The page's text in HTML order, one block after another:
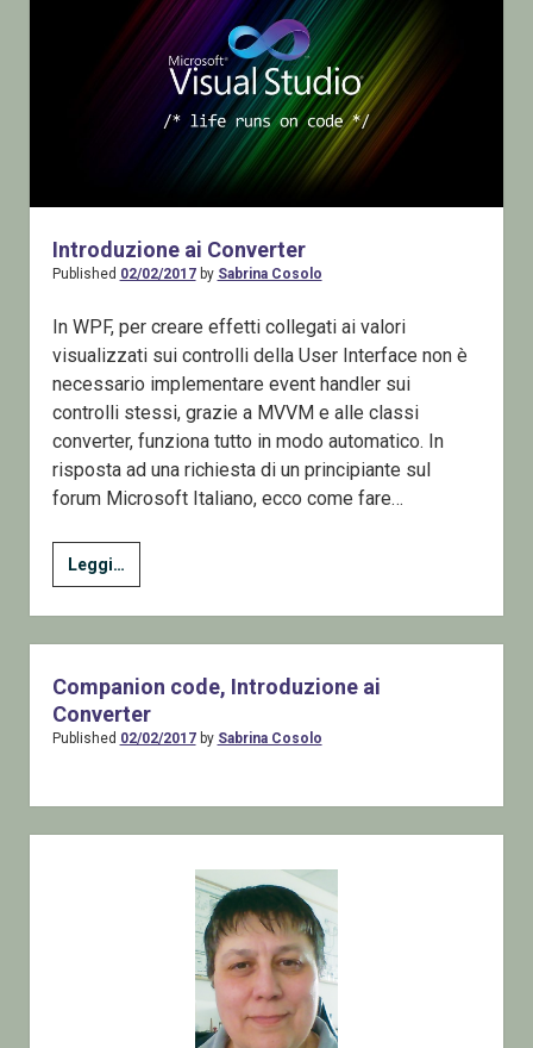
reale
(parte
Introduzione ai Converter
Published 02/02/2017by Sabrina Cosolo
In WPF, per creare effetti collegati ai valori
visualizzati sui controlli della User Interface non è
necessario implementare event handler sui
controlli stessi, grazie a MVVM e alle classi
converter, funziona tutto in modo automatico. In
risposta ad una richiesta di un principiante sul
forum Microsoft Italiano, ecco come fare…
Leggi…Introduzione
ai
Converter
Companion code, Introduzione ai
Converter
Published 02/02/2017by Sabrina Cosolo